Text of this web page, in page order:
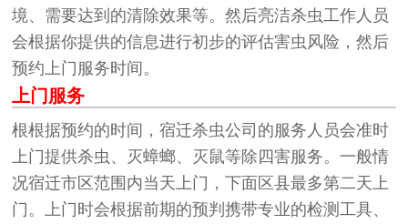
境、需要达到的清除效果等。然后亮洁杀虫工作人员
会根据你提供的信息进行初步的评估害虫风险，然后
预约上门服务时间。
上门服务
根根据预约的时间，宿迁杀虫公司的服务人员会准时
上门提供杀虫、灭蟑螂、灭鼠等除四害服务。一般情
况宿迁市区范围内当天上门，下面区县最多第二天上
门。上门时会根据前期的预判携带专业的检测工具、